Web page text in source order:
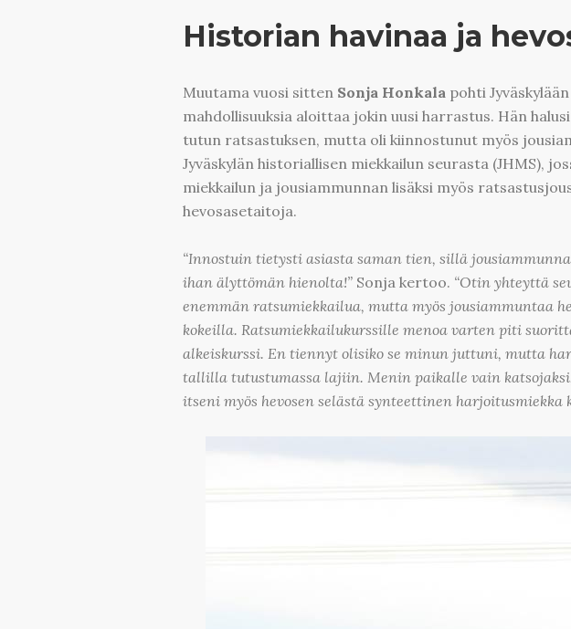
Historian havinaa ja
Muutama vuosi sitten Sonja Honkala pohti
mahdollisuuksia aloittaa jokin uusi harrastus. Hän
tutun ratsastuksen, mutta oli kiinnostunut myös
Jyväskylän historiallisen miekkailun seurasta (JHMS),
miekkailun ja jousiammunnan lisäksi myös
hevosasetaitoja.
“Innostuin tietysti asiasta saman tien, sillä
ihan älyttömän hienolta!”Sonja kertoo. “Otin yhteyttä
enemmän ratsumiekkailua, mutta myös jousiammuntaa
kokeilla. Ratsumiekkailukurssille menoa varten piti
alkeiskurssi. En tiennyt olisiko se minun juttuni, mutta
tallilla tutustumassa lajiin. Menin paikalle vain
itseni myös hevosen selästä synteettinen harjoitusmiekka